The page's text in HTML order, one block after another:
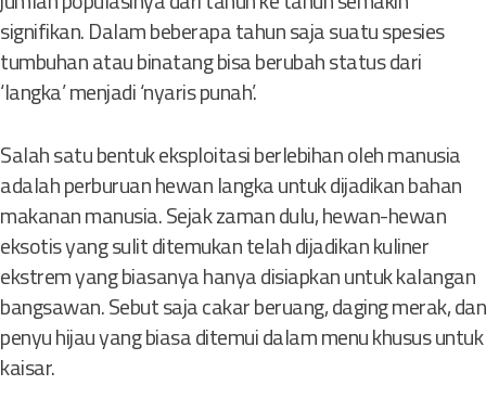
signifikan. Dalam beberapa tahun saja suatu spesies
tumbuhan atau binatang bisa berubah status dari
‘langka’ menjadi ‘nyaris punah’.
Salah satu bentuk eksploitasi berlebihan oleh manusia
adalah perburuan hewan langka untuk dijadikan bahan
makanan manusia. Sejak zaman dulu, hewan-hewan
eksotis yang sulit ditemukan telah dijadikan kuliner
ekstrem yang biasanya hanya disiapkan untuk kalangan
bangsawan. Sebut saja cakar beruang, daging merak, dan
penyu hijau yang biasa ditemui dalam menu khusus untuk
kaisar.